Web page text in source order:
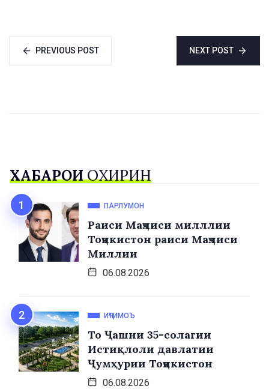
PREVIOUS POST NEXT POST
ХАБАРҲОИОХИРИН
ПАРЛУМОН
Раиси Маҷлиси милллии
Тоҷикистон раиси Маҷлиси
Миллии
06.08.2026
ИҶТИМОЪ
То Ҷашни 35-солагии
Истиқлоли давлатии
Ҷумҳурии Тоҷикистон
06.08.2026